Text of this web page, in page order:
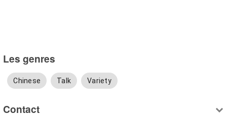
Les genres
Chinese Talk Variety
Contact